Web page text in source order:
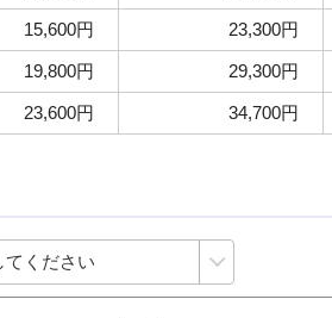
15,600円 23,300円
19,800円 29,300円
23,600円 34,700円